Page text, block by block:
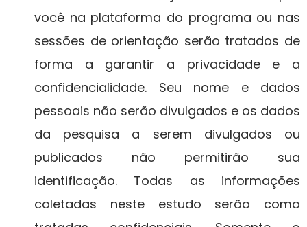
você na plataforma do programa ou nas
sessões de orientação serão tratados de
forma a garantir a privacidade e a
confidencialidade. Seu nome e dados
pessoais não serão divulgados e os dados
da pesquisa a serem divulgados ou
publicados não permitirão sua
identificação. Todas as informações
coletadas neste estudo serão como